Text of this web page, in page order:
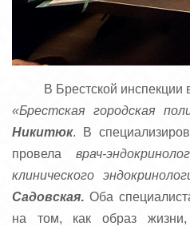
В Брестской инспекции
«Брестская городская
Никитюк. В
провела врач-
клинического
Садовская. Оба
на том, как образ